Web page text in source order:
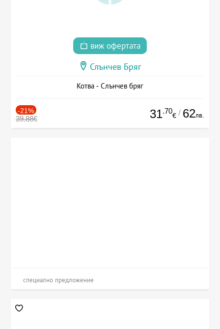
виж офертата
Слънчев Бряг
Котва - Слънчев бряг
-21%
39.88€ 31.70
€ / 62лв.
специално предложение